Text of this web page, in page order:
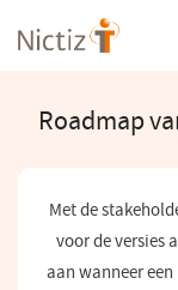
Overslaan
en
gaan
Roadmap
Met de
voor de versies
aan wanneer